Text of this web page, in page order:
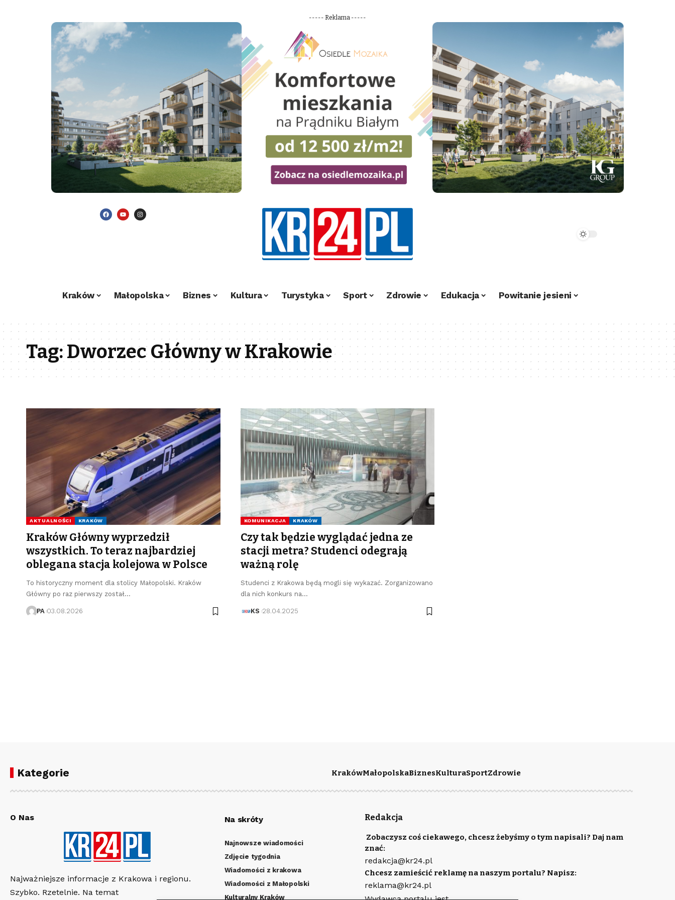
----- Reklama -----
Kraków Małopolska Biznes Kultura Turystyka Sport Zdrowie Edukacja Powitanie jesieni
Tag:Dworzec Główny w Krakowie
AKTUALNOŚCI KRAKÓW
Kraków Główny wyprzedził
wszystkich. To teraz najbardziej
oblegana stacja kolejowa w Polsce
To historyczny moment dla stolicy Małopolski. Kraków
Główny po raz pierwszy został…
PA 03.08.2026
KOMUNIKACJA KRAKÓW
Czy tak będzie wyglądać jedna ze
stacji metra? Studenci odegrają
ważną rolę
Studenci z Krakowa będą mogli się wykazać. Zorganizowano
dla nich konkurs na…
KS 28.04.2025
Kategorie KrakówMałopolskaBiznesKulturaSportZdrowie
O Nas
Najważniejsze informacje z Krakowa i regionu.
Szybko. Rzetelnie. Na temat
Na skróty
Najnowsze wiadomości
Zdjęcie tygodnia
Wiadomości z krakowa
Wiadomości z Małopolski
Kulturalny Kraków
Redakcja
Zobaczysz coś ciekawego, chcesz żebyśmy o tym napisali? Daj nam
znać:
redakcja@kr24.pl
Chcesz zamieścić reklamę na naszym portalu? Napisz:
reklama@kr24.pl